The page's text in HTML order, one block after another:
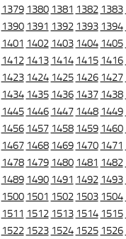
1379 1380 1381 1382 1383
1390 1391 1392 1393 1394
1401 1402 1403 1404 1405
1412 1413 1414 1415 1416
1423 1424 1425 1426 1427
1434 1435 1436 1437 1438
1445 1446 1447 1448 1449
1456 1457 1458 1459 1460
1467 1468 1469 1470 1471
1478 1479 1480 1481 1482
1489 1490 1491 1492 1493
1500 1501 1502 1503 1504
1511 1512 1513 1514 1515
1522 1523 1524 1525 1526